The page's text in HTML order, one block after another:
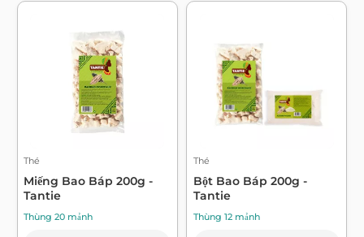
Thé
Miếng Bao Báp 200g -
Tantie
Thùng 20 mảnh
Thé
Bột Bao Báp 200g -
Tantie
Thùng 12 mảnh